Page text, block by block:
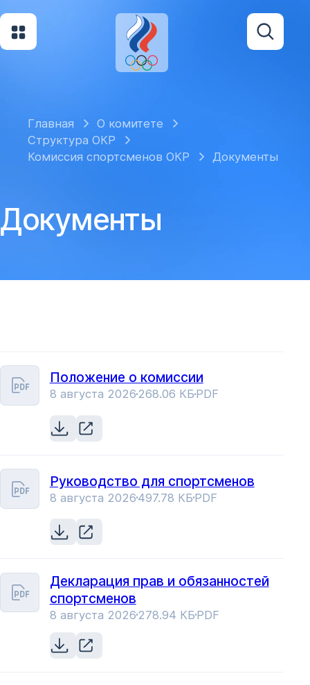
Главная
О комитете
Структура ОКР
Комиссия спортcменов ОКР
Документы
Документы
Положение о комиссии
8 августа 2026 268.06 КБPDF
Руководство для спортсменов
8 августа 2026 497.78 КБPDF
Декларация прав и обязанностей
спортсменов
8 августа 2026 278.94 КБPDF